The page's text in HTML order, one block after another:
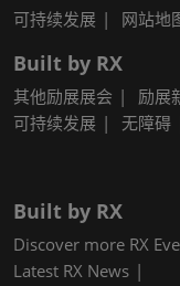
可持续发展 网站地
Built by RX
其他励展展会 励展
可持续发展
无障碍
Built by RX
Discover more RX
Latest RX News